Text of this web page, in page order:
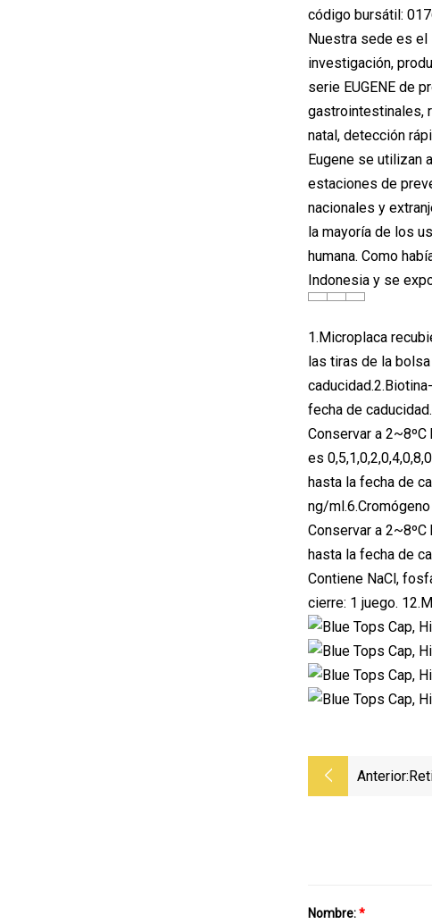
código bursátil:
Nuestra sede es el
investigación,
serie EUGENE de
gastrointestinales,
natal, detección
Eugene se utilizan
estaciones de
nacionales y
la mayoría de los
humana. Como
Indonesia y se
1.Microplaca
las tiras de la
fecha de
Conservar a
es
hasta la fecha de
ng/
Conservar a
hasta la fecha de
Contiene NaCl,
cierre: 1 juego.
Anterior:
Nombre:*